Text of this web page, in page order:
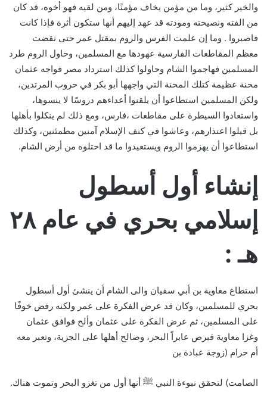
والخير كثير، وما من مؤمن يخاف مؤمنًا، ومن لقيه فهو أخوه، قد كان
من الفته ونصيحته ومودته قد عهد إليهم أنها ستكون أثرة فإذا كانت
فاصبروا . وما إن علمت الفرس والروم بمقتل عمر حتى نقضت
معظم المقاطعات الفارسية عهودها مع المسلمين، وحاول الروم طرد
المسلمين فهاجموا الشام وحاولوا كذلك استرداد مصر فواجه عثمان
محنة عظيمة كتلك المحنة التي واجهها أبو بكر في حروب المرتدين،
ولكن المسلمين استطاعوا أن يلقنوا أعداءهم دروسًا لا ينسوها،
واستعادوا السيطرة على مقاطعات ،فارس، ومع ذلك لم ينكلوا بأهلها
بل قبلوا اعتذارهم، وعاشوا في كنف الإسلام آمنين مطمئنين، وكذلك
استطاعوا أن يهزموا الروم ويستعيدوا ما قد احتلوه من أرض الشام.
إنشاء أول أسطول
إسلامي بحري في عام ٢٨
هـ :
استطاع معاوية بن أبي سفيان والى الشام أن ينشئ أول أسطول
بحري للمسلمين، وكان قد عرض الفكرة على عمر ولكنه رفض خوفًا
على المسلمين، ثم عرض الفكرة على عثمان وألح فوافق عثمان
وغزا معاوية قبرص عابراً البحر، وصالح أهلها على الجزية، وتعبر معه
أم حرام (زوجة عبادة بن
الصامت) لتحقق نبوءة النبي ﷺ أنها أول من تغزو البحر وتموت هناك.